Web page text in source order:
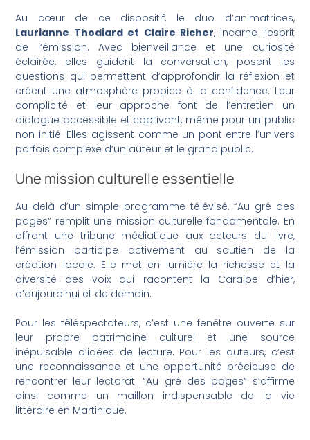
Au cœur de ce dispositif, le duo d’animatrices,
Laurianne Thodiard et Claire Richer, incarne l’esprit
de l’émission. Avec bienveillance et une curiosité
éclairée, elles guident la conversation, posent les
questions qui permettent d’approfondir la réflexion et
créent une atmosphère propice à la confidence. Leur
complicité et leur approche font de l’entretien un
dialogue accessible et captivant, même pour un public
non initié. Elles agissent comme un pont entre l’univers
parfois complexe d’un auteur et le grand public.
Une mission culturelle essentielle
Au-delà d’un simple programme télévisé, “Au gré des
pages” remplit une mission culturelle fondamentale. En
offrant une tribune médiatique aux acteurs du livre,
l’émission participe activement au soutien de la
création locale. Elle met en lumière la richesse et la
diversité des voix qui racontent la Caraïbe d’hier,
d’aujourd’hui et de demain.
Pour les téléspectateurs, c’est une fenêtre ouverte sur
leur propre patrimoine culturel et une source
inépuisable d’idées de lecture. Pour les auteurs, c’est
une reconnaissance et une opportunité précieuse de
rencontrer leur lectorat. “Au gré des pages” s’affirme
ainsi comme un maillon indispensable de la vie
littéraire en Martinique.